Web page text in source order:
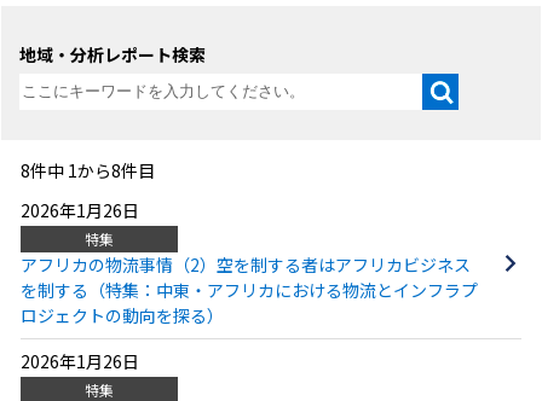
地域・分析レポート検索
8件中 1から8件目
2026年1月26日
特集
アフリカの物流事情（2）空を制する者はアフリカビジネス
を制する（特集：中東・アフリカにおける物流とインフラプ
ロジェクトの動向を探る）
2026年1月26日
特集